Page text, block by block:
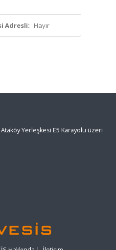
Adresli: Hayır
Yerleşkesi E5 Karayolu üzeri